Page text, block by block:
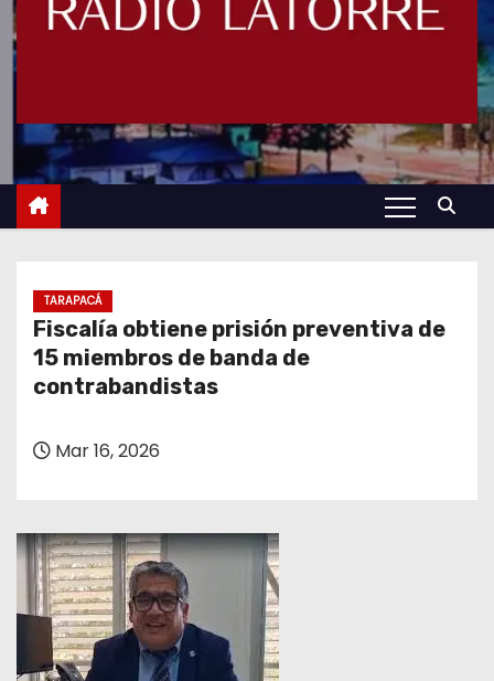
TARAPACÁ
Fiscalía obtiene prisión preventiva de
15 miembros de banda de
contrabandistas
Mar 16, 2026